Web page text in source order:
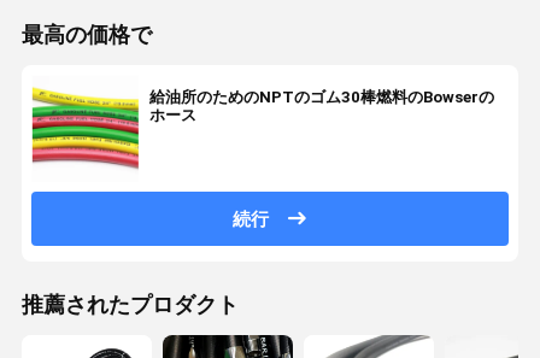
最高の価格で
給油所のためのNPTのゴム30棒燃料のBowserの
ホース
続行
推薦されたプロダクト